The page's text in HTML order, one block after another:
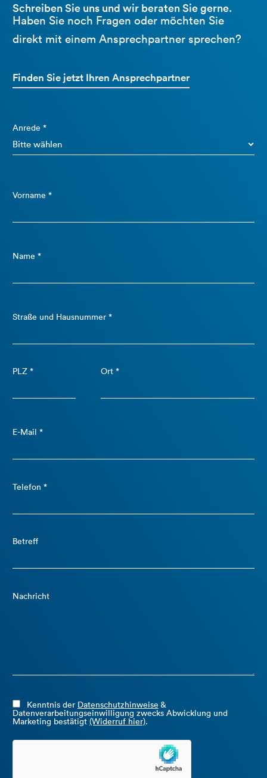
Schreiben Sie uns und wir beraten Sie gerne.
Haben Sie noch Fragen oder möchten Sie
direkt mit einem Ansprechpartner sprechen?
Finden Sie jetzt Ihren Ansprechpartner
Anrede *
Vorname *
Name *
Straße und Hausnummer *
PLZ * Ort *
E-Mail *
Telefon *
Betreff
Nachricht
Kenntnis der Datenschutzhinweise &
Datenverarbeitungseinwilligung zwecks Abwicklung und
Marketing bestätigt (Widerruf hier).